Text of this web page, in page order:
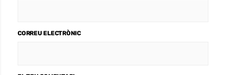
CORREU ELECTRÒNIC